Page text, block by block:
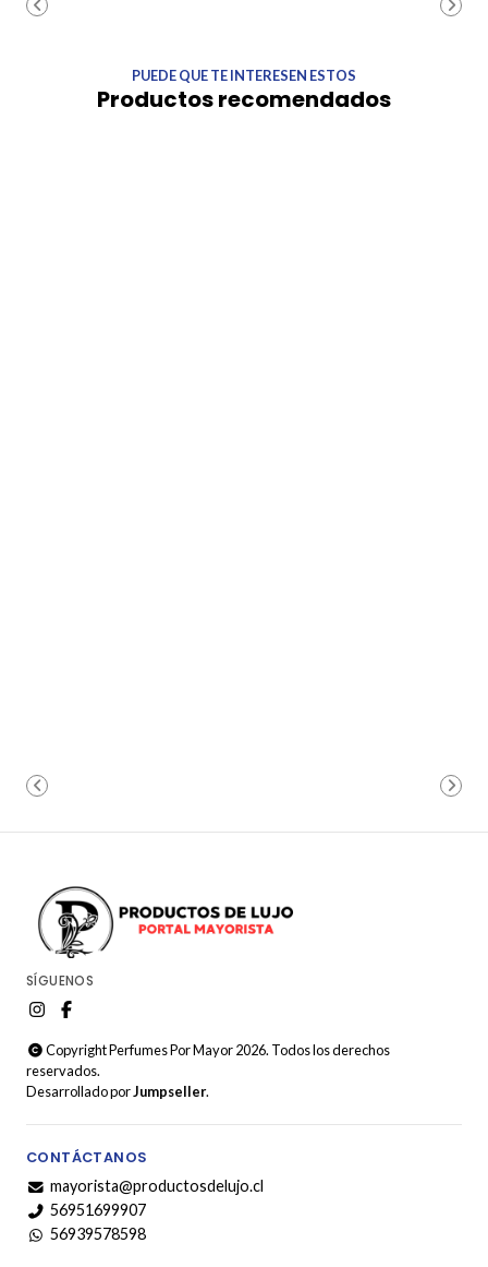
PUEDE QUE TE INTERESEN ESTOS
Productos recomendados
SÍGUENOS
Copyright Perfumes Por Mayor 2026. Todos los derechos
reservados.
Desarrollado porJumpseller.
CONTÁCTANOS
mayorista@productosdelujo.cl
56951699907
56939578598